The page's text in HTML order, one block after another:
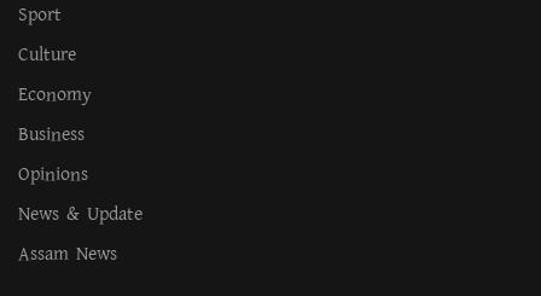
Sport
Culture
Economy
Business
Opinions
News & Update
Assam News